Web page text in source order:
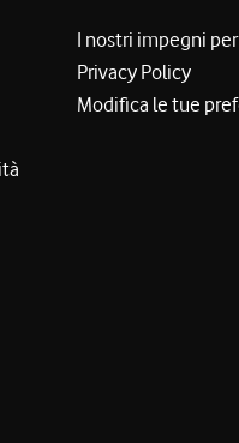
I nostri impegni
Privacy Policy
Modifica le tue